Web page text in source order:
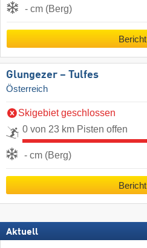
- cm (Berg)
Bericht
Glungezer – Tulfes
Österreich
Skigebiet geschlossen
0 von 23 km Pisten offen
- cm (Berg)
Bericht
Aktuell